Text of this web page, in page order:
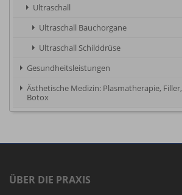
Ultraschall
Ultraschall Bauchorgane
Ultraschall Schilddrüse
Gesundheitsleistungen
Ästhetische Medizin: Plasmatherapie, Filler,
Botox
ÜBER DIE PRAXIS